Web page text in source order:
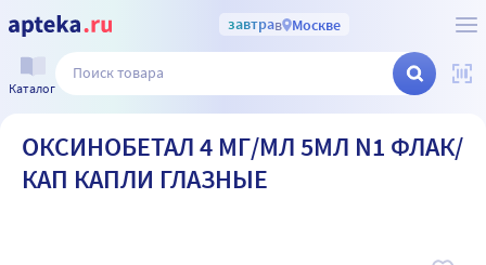
завтрав Москве
Каталог
ОКСИНОБЕТАЛ 4 МГ/МЛ 5МЛ N1 ФЛАК/
КАП КАПЛИ ГЛАЗНЫЕ